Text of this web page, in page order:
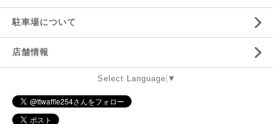
駐車場について
店舗情報
Select Language ▼